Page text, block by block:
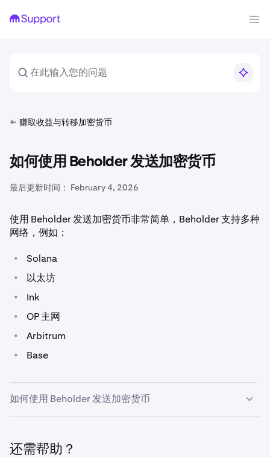
赚取收益与转移加密货币
如何使用 Beholder 发送加密货币
最后更新时间： February 4, 2026
使用 Beholder 发送加密货币非常简单，Beholder 支持多种
网络，例如：
• Solana
• 以太坊
• Ink
• OP 主网
• Arbitrum
• Base
如何使用 Beholder 发送加密货币
以在 Beholder 的
还需帮助？